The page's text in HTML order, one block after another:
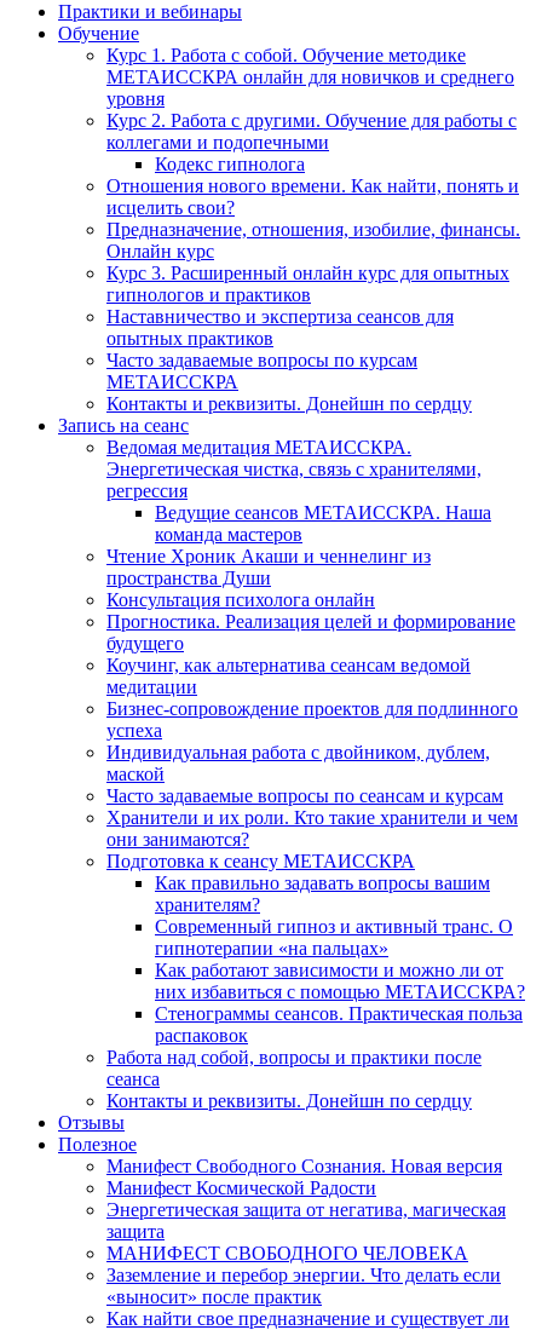
Практики и вебинары
Обучение
Курс 1. Работа с собой. Обучение методике
МЕТАИССКРА онлайн для новичков и среднего
уровня
Курс 2. Работа с другими. Обучение для работы с
коллегами и подопечными
Кодекс гипнолога
Отношения нового времени. Как найти, понять и
исцелить свои?
Предназначение, отношения, изобилие, финансы.
Онлайн курс
Курс 3. Расширенный онлайн курс для опытных
гипнологов и практиков
Наставничество и экспертиза сеансов для
опытных практиков
Часто задаваемые вопросы по курсам
МЕТАИССКРА
Контакты и реквизиты. Донейшн по сердцу
Запись на сеанс
Ведомая медитация МЕТАИССКРА.
Энергетическая чистка, связь с хранителями,
регрессия
Ведущие сеансов МЕТАИССКРА. Наша
команда мастеров
Чтение Хроник Акаши и ченнелинг из
пространства Души
Консультация психолога онлайн
Прогностика. Реализация целей и формирование
будущего
Коучинг, как альтернатива сеансам ведомой
медитации
Бизнес-сопровождение проектов для подлинного
успеха
Индивидуальная работа с двойником, дублем,
маской
Часто задаваемые вопросы по сеансам и курсам
Хранители и их роли. Кто такие хранители и чем
они занимаются?
Подготовка к сеансу МЕТАИССКРА
Как правильно задавать вопросы вашим
хранителям?
Современный гипноз и активный транс. О
гипнотерапии «на пальцах»
Как работают зависимости и можно ли от
них избавиться с помощью МЕТАИССКРА?
Стенограммы сеансов. Практическая польза
распаковок
Работа над собой, вопросы и практики после
сеанса
Контакты и реквизиты. Донейшн по сердцу
Отзывы
Полезное
Манифест Свободного Сознания. Новая версия
Манифест Космической Радости
Энергетическая защита от негатива, магическая
защита
МАНИФЕСТ СВОБОДНОГО ЧЕЛОВЕКА
Заземление и перебор энергии. Что делать если
«выносит» после практик
Как найти свое предназначение и существует ли